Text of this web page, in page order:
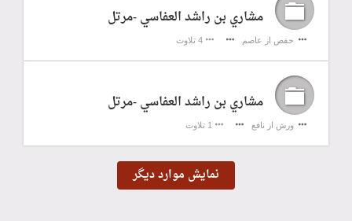
مشاري بن راشد العفاسي -مرتل
حفص از عاصم
مشاري بن راشد العفاسي -مرتل
ورش از نافع
نمایش موارد دیگر